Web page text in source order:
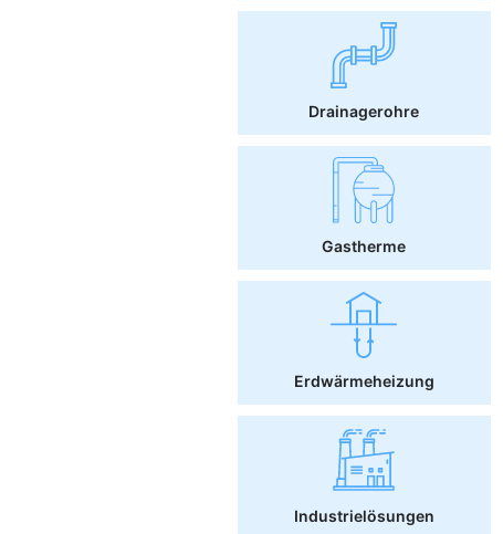
Drainagerohre
Gastherme
Erdwärmeheizung
Industrielösungen